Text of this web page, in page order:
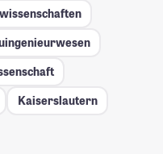
Kaiserslautern